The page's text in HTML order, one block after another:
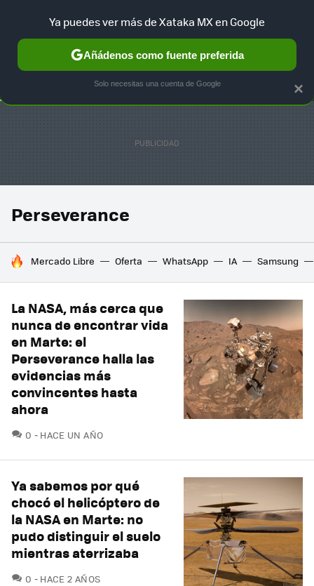
SELECCIÓN GAMING HOME AUTO TERRITORIO
Perseverance
HOY SE HABLA DE
Mercado Libre Oferta WhatsApp IA Samsung
La NASA, más cerca que
nunca de encontrar vida
en Marte: el
Perseverance halla las
evidencias más
convincentes hasta
ahora
0 COMENTARIOS
HACE UN AÑO
Ya sabemos por qué
chocó el helicóptero de
la NASA en Marte: no
pudo distinguir el suelo
mientras aterrizaba
0 COMENTARIOS
HACE 2 AÑOS
×
Ya puedes ver más de Xataka MX en Google
Añádenos como fuente preferida
Solo necesitas una cuenta de Google